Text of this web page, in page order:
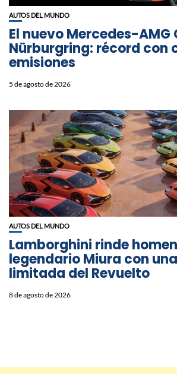
AUTOS DEL MUNDO
El nuevo Mercedes-AMG
Nürburgring: récord con
emisiones
5 de agosto de 2026
AUTOS DEL MUNDO
Lamborghini rinde
legendario Miura con
limitada del Revuelto
8 de agosto de 2026